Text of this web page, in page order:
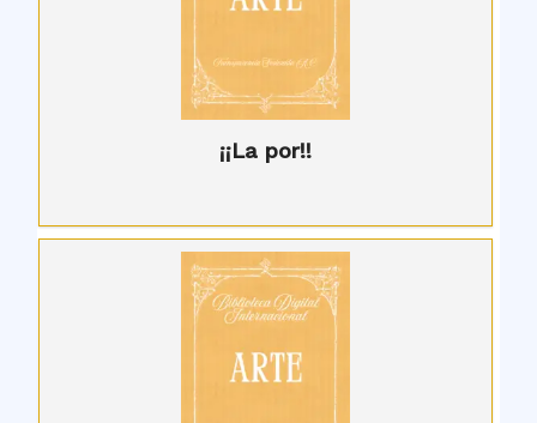
¡¡La por!!